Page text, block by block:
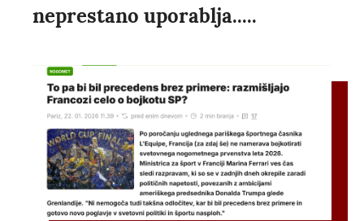
neprestano uporablja.....